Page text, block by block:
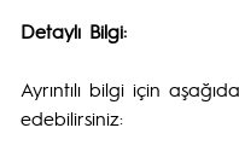
Detaylı Bilgi:
Ayrıntılı bilgi için
edebilirsiniz: